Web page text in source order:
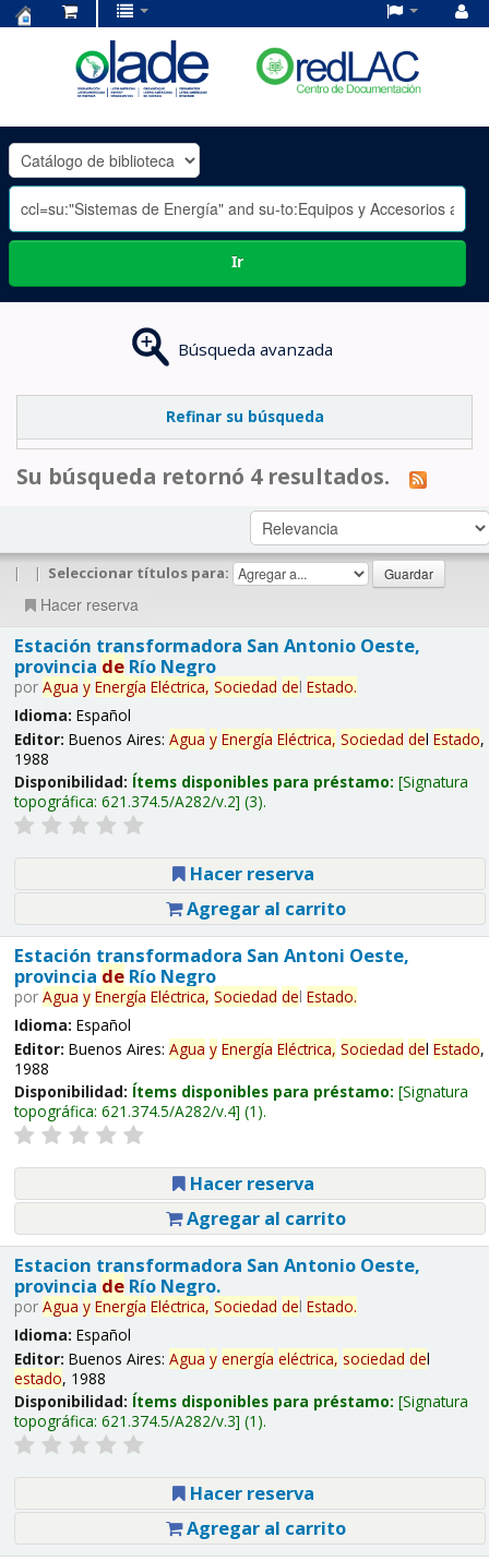
OLADE
-
Ir
Búsqueda avanzada
Refinar su búsqueda
Su búsqueda retornó 4 resultados.
| | Seleccionar títulos para:
Hacer reserva
Estación transformadora San Antonio Oeste,
provincia deRío Negro
por Agua y Energía Eléctrica, Sociedad del Estado.
Idioma: Español
Editor: Buenos Aires: Agua y Energía Eléctrica, Sociedad del Estado,
1988
Disponibilidad: Ítems disponibles para préstamo: Signatura
topográfica: 621.374.5/A282/v.2 (3).
Hacer reserva
Agregar al carrito
Estación transformadora San Antoni Oeste,
provincia deRío Negro
por Agua y Energía Eléctrica, Sociedad del Estado.
Idioma: Español
Editor: Buenos Aires: Agua y Energía Eléctrica, Sociedad del Estado,
1988
Disponibilidad: Ítems disponibles para préstamo: Signatura
topográfica: 621.374.5/A282/v.4 (1).
Hacer reserva
Agregar al carrito
Estacion transformadora San Antonio Oeste,
provincia deRío Negro.
por Agua y Energía Eléctrica, Sociedad del Estado.
Idioma: Español
Editor: Buenos Aires: Agua y energía eléctrica, sociedad del
estado, 1988
Disponibilidad: Ítems disponibles para préstamo: Signatura
topográfica: 621.374.5/A282/v.3 (1).
Hacer reserva
Agregar al carrito